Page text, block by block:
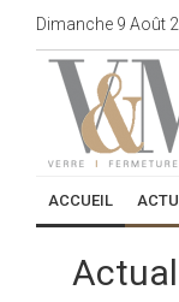
Dimanche 9 Août
ACCUEIL